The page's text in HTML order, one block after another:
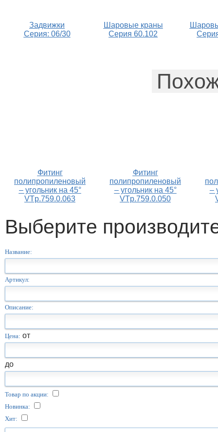
Выберите
Название:
Артикул:
Описание:
Цена: от
до
Товар по акции:
Новинка:
Хит:
Задвижки
Серия: 06/30
Шаровые краны
Серия 60.102
Фитинг
полипропиленовый
– угольник на 45°
VTp.759.0.063
Фитинг
полипропиленовый
– угольник на 45°
VTp.759.0.050
–